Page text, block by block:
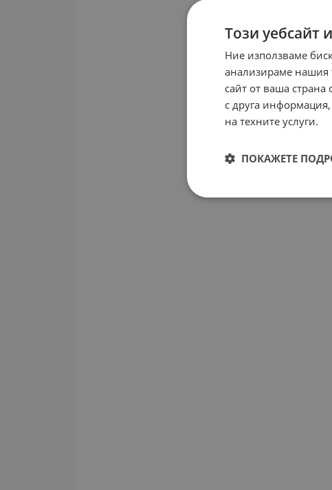
Този уебсайт
Ние използваме
анализираме нашия
сайт от ваша
с друга
на техните услуги.
ПОКАЖЕТЕ